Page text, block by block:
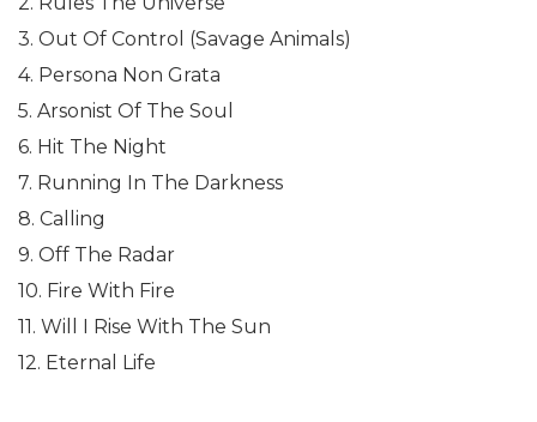
3. Out Of Control (Savage Animals)
4. Persona Non Grata
5. Arsonist Of The Soul
6. Hit The Night
7. Running In The Darkness
8. Calling
9. Off The Radar
10. Fire With Fire
11. Will I Rise With The Sun
12. Eternal Life